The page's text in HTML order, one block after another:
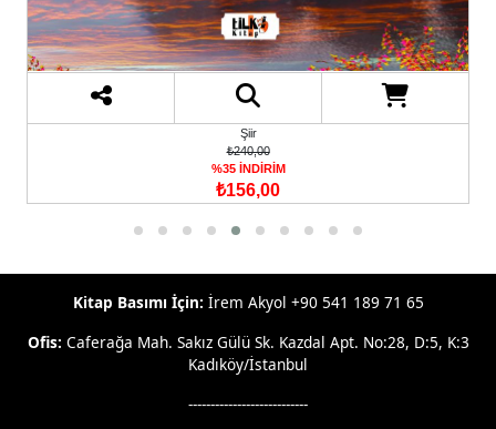
Şiir
₺240,00
%35 İNDİRİM
₺156,00
Kitap Basımı İçin: İrem Akyol +90 541 189 71 65
Ofis: Caferağa Mah. Sakız Gülü Sk. Kazdal Apt. No:28, D:5, K:3
Kadıköy/İstanbul
---------------------------